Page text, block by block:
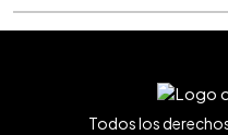
Todos los